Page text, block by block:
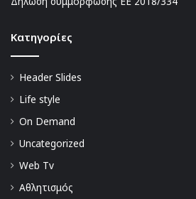
Kατηγορίες
Header Slides
Life style
On Demand
Uncategorized
Web Tv
Αθλητισμός